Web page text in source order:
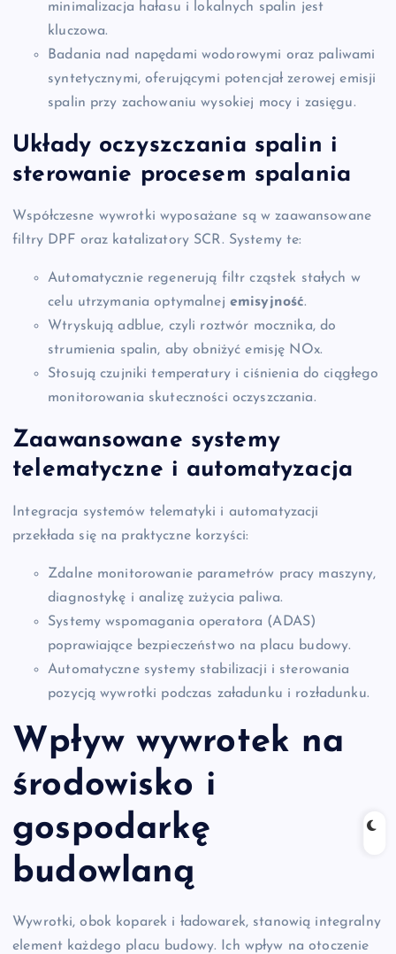
minimalizacja hałasu i lokalnych spalin jest
kluczowa.
Badania nad napędami wodorowymi oraz paliwami
syntetycznymi, oferującymi potencjał zerowej emisji
spalin przy zachowaniu wysokiej mocy i zasięgu.
Układy oczyszczania spalin i
sterowanie procesem spalania
Współczesne wywrotki wyposażane są w zaawansowane
filtry DPF oraz katalizatory SCR. Systemy te:
Automatycznie regenerują filtr cząstek stałych w
celu utrzymania optymalnej emisyjność.
Wtryskują adblue, czyli roztwór mocznika, do
strumienia spalin, aby obniżyć emisję NOx.
Stosują czujniki temperatury i ciśnienia do ciągłego
monitorowania skuteczności oczyszczania.
Zaawansowane systemy
telematyczne i automatyzacja
Integracja systemów telematyki i automatyzacji
przekłada się na praktyczne korzyści:
Zdalne monitorowanie parametrów pracy maszyny,
diagnostykę i analizę zużycia paliwa.
Systemy wspomagania operatora (ADAS)
poprawiające bezpieczeństwo na placu budowy.
Automatyczne systemy stabilizacji i sterowania
pozycją wywrotki podczas załadunku i rozładunku.
Wpływ wywrotek na
środowisko i
gospodarkę
budowlaną
Wywrotki, obok koparek i ładowarek, stanowią integralny
element każdego placu budowy. Ich wpływ na otoczenie